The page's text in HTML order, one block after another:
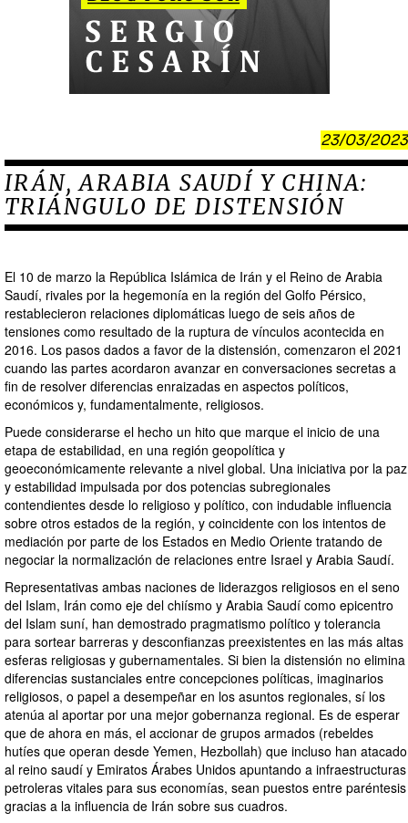
23/03/2023
IRÁN, ARABIA SAUDÍ Y CHINA:
TRIÁNGULO DE DISTENSIÓN
El 10 de marzo la República Islámica de Irán y el Reino de Arabia
Saudí, rivales por la hegemonía en la región del Golfo Pérsico,
restablecieron relaciones diplomáticas luego de seis años de
tensiones como resultado de la ruptura de vínculos acontecida en
2016. Los pasos dados a favor de la distensión, comenzaron el 2021
cuando las partes acordaron avanzar en conversaciones secretas a
fin de resolver diferencias enraizadas en aspectos políticos,
económicos y, fundamentalmente, religiosos.
Puede considerarse el hecho un hito que marque el inicio de una
etapa de estabilidad, en una región geopolítica y
geoeconómicamente relevante a nivel global. Una iniciativa por la paz
y estabilidad impulsada por dos potencias subregionales
contendientes desde lo religioso y político, con indudable influencia
sobre otros estados de la región, y coincidente con los intentos de
mediación por parte de los Estados en Medio Oriente tratando de
negociar la normalización de relaciones entre Israel y Arabia Saudí.
Representativas ambas naciones de liderazgos religiosos en el seno
del Islam, Irán como eje del chiísmo y Arabia Saudí como epicentro
del Islam suní, han demostrado pragmatismo político y tolerancia
para sortear barreras y desconfianzas preexistentes en las más altas
esferas religiosas y gubernamentales. Si bien la distensión no elimina
diferencias sustanciales entre concepciones políticas, imaginarios
religiosos, o papel a desempeñar en los asuntos regionales, sí los
atenúa al aportar por una mejor gobernanza regional. Es de esperar
que de ahora en más, el accionar de grupos armados (rebeldes
hutíes que operan desde Yemen, Hezbollah) que incluso han atacado
al reino saudí y Emiratos Árabes Unidos apuntando a infraestructuras
petroleras vitales para sus economías, sean puestos entre paréntesis
gracias a la influencia de Irán sobre sus cuadros.